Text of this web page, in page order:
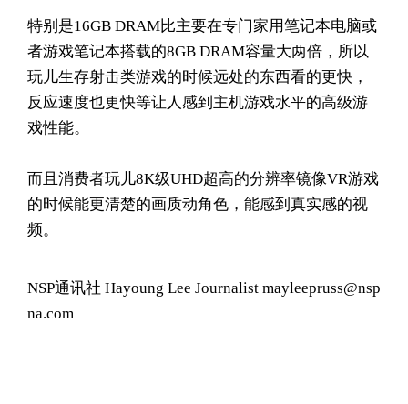
特别是16GB DRAM比主要在专门家用笔记本电脑或
者游戏笔记本搭载的8GB DRAM容量大两倍，所以
玩儿生存射击类游戏的时候远处的东西看的更快，
反应速度也更快等让人感到主机游戏水平的高级游
戏性能。
而且消费者玩儿8K级UHD超高的分辨率镜像VR游戏
的时候能更清楚的画质动角色，能感到真实感的视
频。
NSP通讯社 Hayoung Lee Journalist mayleepruss@nsp
na.com